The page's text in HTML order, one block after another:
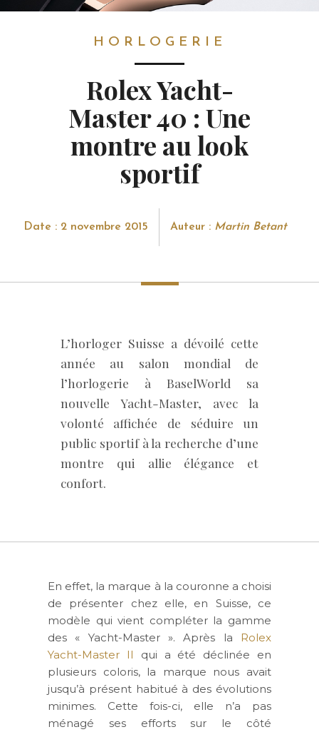
HORLOGERIE
Rolex Yacht-
Master 40 : Une
montre au look
sportif
Date : 2 novembre 2015 Auteur : Martin Betant
L’horloger Suisse a dévoilé cette
année au salon mondial de
l’horlogerie à BaselWorld sa
nouvelle Yacht-Master, avec la
volonté affichée de séduire un
public sportif à la recherche d’une
montre qui allie élégance et
confort.
En effet, la marque à la couronne a choisi
de présenter chez elle, en Suisse, ce
modèle qui vient compléter la gamme
des « Yacht-Master ». Après la Rolex
Yacht-Master II
qui a été déclinée en
plusieurs coloris, la marque nous avait
jusqu’à présent habitué à des évolutions
minimes. Cette fois-ci, elle n’a pas
ménagé ses efforts sur le côté